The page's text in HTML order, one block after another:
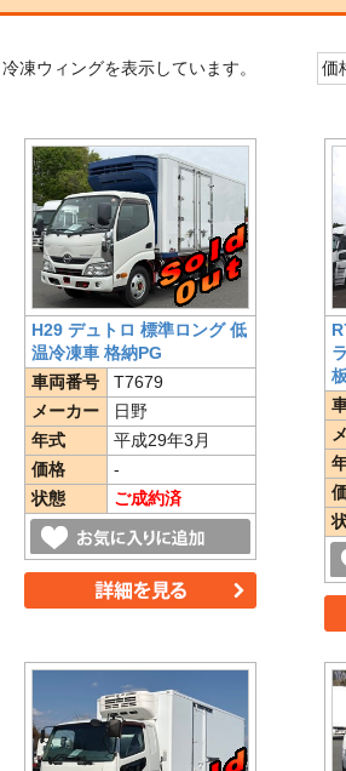
凍ウィングを表示しています。 価
H29 デュトロ 標準ロング 低
温冷凍車 格納PG
車両番号
T7679
メーカー
日野
年式
平成29年3月
価格
-
状態
ご成約済